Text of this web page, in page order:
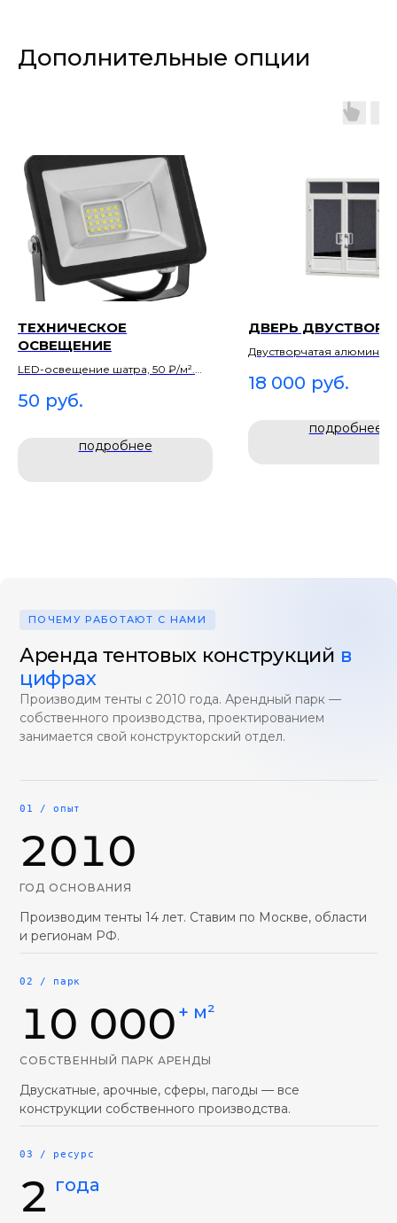
Дополнительные опции
ТЕХНИЧЕСКОЕ
ОСВЕЩЕНИЕ
LED-освещение шатра, 50 ₽/м².
ночной работы.
50 руб.
подробнее
ДВЕРЬ
Двустворчатая
потока гостей.
18 000 руб.
подробнее
ПОЧЕМУ РАБОТАЮТ С НАМИ
Аренда тентовых конструкций в
цифрах
Производим тенты с 2010 года. Арендный парк —
собственного производства, проектированием
занимается свой конструкторский отдел.
01 / опыт
2010
ГОД ОСНОВАНИЯ
Производим тенты 14 лет. Ставим по Москве, области
и регионам РФ.
02 / парк
10 000 + м²
СОБСТВЕННЫЙ ПАРК АРЕНДЫ
Двускатные, арочные, сферы, пагоды — все
конструкции собственного производства.
03 / ресурс
2 года